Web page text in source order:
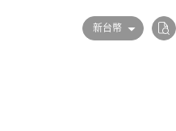
新台幣